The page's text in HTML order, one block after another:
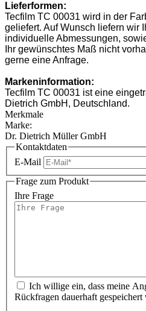
Lieferformen:
Tecfilm TC 00031 wird in der
geliefert. Auf Wunsch liefern wir
individuelle Abmessungen,
Ihr gewünschtes Maß nicht
gerne eine Anfrage.
Markeninformation:
Tecfilm TC 00031 ist eine
Dietrich GmbH, Deutschland.
Merkmale
Marke:
Dr. Dietrich Müller GmbH
Kontaktdaten
E-Mail
Frage zum Produkt
Ihre Frage
Ich willige ein, dass meine
Rückfragen dauerhaft gespeichert